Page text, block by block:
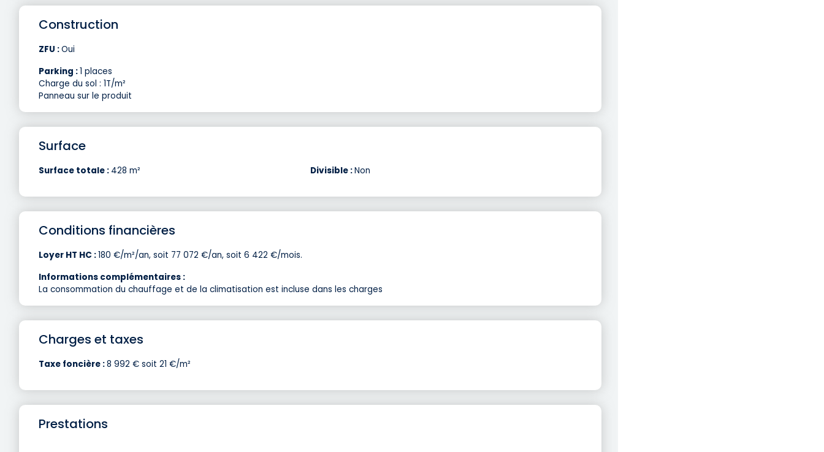
Construction
ZFU :Oui
Parking :1 places
Charge du sol : 1T/m²
Panneau sur le produit
Surface
Surface totale : 428 m² Divisible :Non
Conditions financières
Loyer HT HC :180 €/m²/an, soit 77 072 €/an, soit 6 422 €/mois.
Informations complémentaires :
La consommation du chauffage et de la climatisation est incluse dans les charges
Charges et taxes
Taxe foncière :8 992 € soit 21 €/m²
Prestations